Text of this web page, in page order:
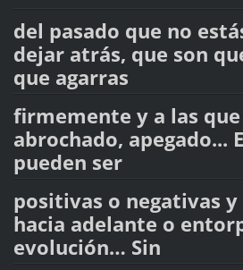
del pasado que no
dejar atrás, que son
que agarras
firmemente y a las
abrochado, apegado...
pueden ser
positivas o negativas
hacia adelante o
evolución… Sin